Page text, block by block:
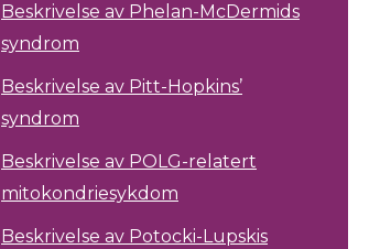
Beskrivelse av Phelan-McDermids
syndrom
Beskrivelse av Pitt-Hopkins’
syndrom
Beskrivelse av POLG-relatert
mitokondriesykdom
Beskrivelse av Potocki-Lupskis